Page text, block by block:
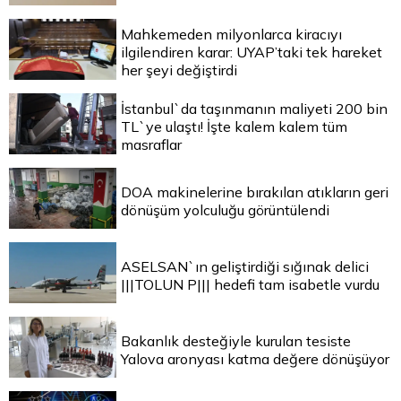
Mahkemeden milyonlarca kiracıyı
ilgilendiren karar: UYAP’taki tek hareket
her şeyi değiştirdi
İstanbul`da taşınmanın maliyeti 200 bin
TL`ye ulaştı! İşte kalem kalem tüm
masraflar
DOA makinelerine bırakılan atıkların geri
dönüşüm yolculuğu görüntülendi
ASELSAN`ın geliştirdiği sığınak delici
|||TOLUN P||| hedefi tam isabetle vurdu
Bakanlık desteğiyle kurulan tesiste
Yalova aronyası katma değere dönüşüyor